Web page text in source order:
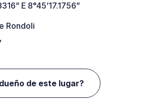
E 8°45’17.1756”
Rondoli
de este lugar?